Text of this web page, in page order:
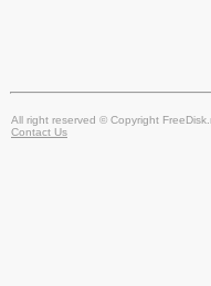
All right reserved © Copyright
Contact Us